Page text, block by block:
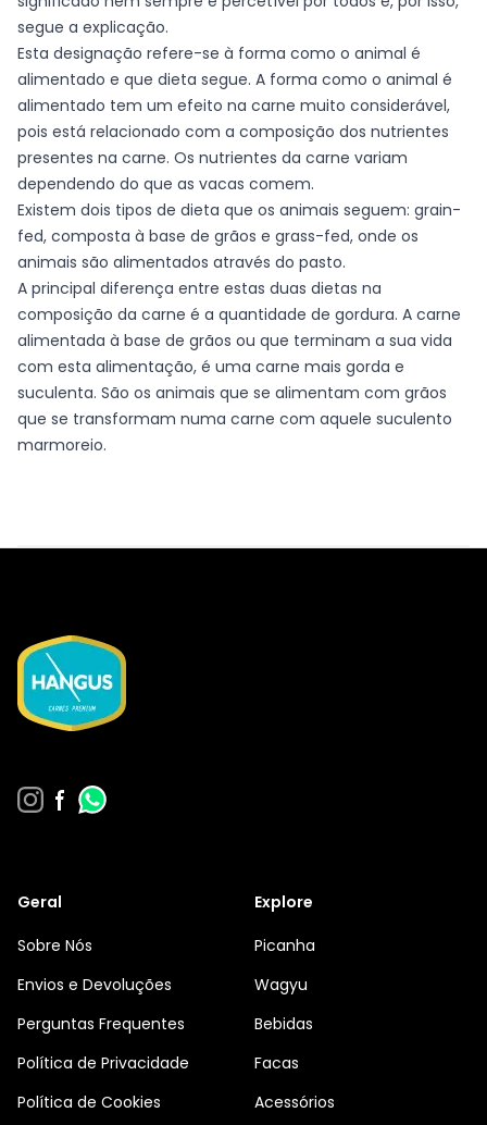
segue a explicação.
Esta designação refere-se à forma como o animal é
alimentado e que dieta segue. A forma como o animal é
alimentado tem um efeito na carne muito considerável,
pois está relacionado com a composição dos nutrientes
presentes na carne. Os nutrientes da carne variam
dependendo do que as vacas comem.
Existem dois tipos de dieta que os animais seguem: grain-
fed, composta à base de grãos e grass-fed, onde os
animais são alimentados através do pasto.
A principal diferença entre estas duas dietas na
composição da carne é a quantidade de gordura. A carne
alimentada à base de grãos ou que terminam a sua vida
com esta alimentação, é uma carne mais gorda e
suculenta. São os animais que se alimentam com grãos
que se transformam numa carne com aquele suculento
marmoreio.
Geral
Sobre Nós
Envios e Devoluções
Perguntas Frequentes
Política de Privacidade
Política de Cookies
Explore
Picanha
Wagyu
Bebidas
Facas
Acessórios